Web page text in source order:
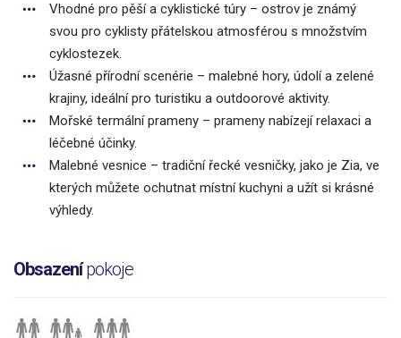
Vhodné pro pěší a cyklistické túry – ostrov je známý
svou pro cyklisty přátelskou atmosférou s množstvím
cyklostezek.
Úžasné přírodní scenérie – malebné hory, údolí a zelené
krajiny, ideální pro turistiku a outdoorové aktivity.
Mořské termální prameny – prameny nabízejí relaxaci a
léčebné účinky.
Malebné vesnice – tradiční řecké vesničky, jako je Zia, ve
kterých můžete ochutnat místní kuchyni a užít si krásné
výhledy.
Obsazenípokoje